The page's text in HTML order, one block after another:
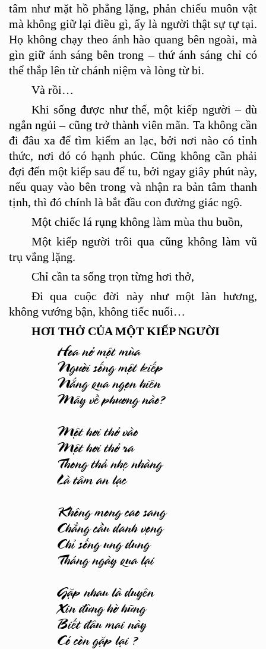
tâm như mặt hồ phẳng lặng, phản chiếu muôn vật
mà không giữ lại điều gì, ấy là người thật sự tự tại.
Họ không chạy theo ánh hào quang bên ngoài, mà
gìn giữ ánh sáng bên trong – thứ ánh sáng chỉ có
thể thắp lên từ chánh niệm và lòng từ bi.
Và rồi…
Khi sống được như thế, một kiếp người – dù
ngắn ngủi – cũng trở thành viên mãn. Ta không cần
đi đâu xa để tìm kiếm an lạc, bởi nơi nào có tỉnh
thức, nơi đó có hạnh phúc. Cũng không cần phải
đợi đến một kiếp sau để tu, bởi ngay giây phút này,
nếu quay vào bên trong và nhận ra bản tâm thanh
tịnh, thì đó chính là bắt đầu con đường giác ngộ.
Một chiếc lá rụng không làm mùa thu buồn,
Một kiếp người trôi qua cũng không làm vũ
trụ vắng lặng.
Chỉ cần ta sống trọn từng hơi thở,
Đi qua cuộc đời này như một làn hương,
không vướng bận, không tiếc nuối…
HƠI THỞ CỦA MỘT KIẾP NGƯỜI
Hoa nở một mùa
Người sống một kiếp
Nắng qua ngọn hiên
Mây về phương nào?
Một hơi thở vào
Một hơi thở ra
Thong thả nhẹ nhàng
Là tâm an lạc
Không mong cao sang
Chẳng cầu danh vọng
Chỉ sống ung dung
Tháng ngày qua lại
Gặp nhau là duyên
Xin đừng hờ hững
Biết đâu mai này
Có còn gặp lại ?